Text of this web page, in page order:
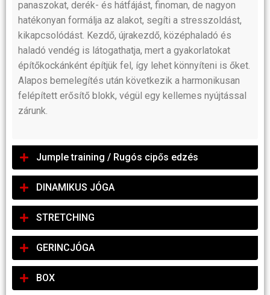
panaszokat, derék- és hátfájást, finoman, de nagyon
hatékonyan formálja az alakot, segíti a stresszoldást,
kikapcsolódást. Kezdő, újrakezdő, középhaladó és
haladó vendég is látogathatja, mert a gyakorlatokat
építőkockánként építjük fel, így lehet könnyíteni is őket.
Alapos bemelegítés után következik a harmonikusan
felépített erősítő blokk, végül egy kellemes nyújtással
zárunk.
Jumple training / Rugós cipős edzés
DINAMIKUS JÓGA
STRETCHING
GERINCJÓGA
BOX